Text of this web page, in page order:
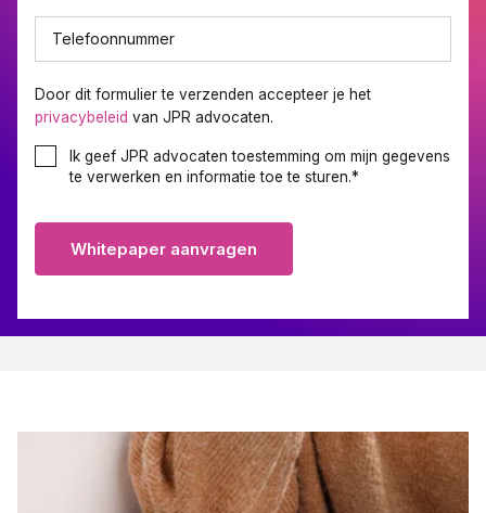
Telefoonnummer
Door dit formulier te verzenden accepteer je het
privacybeleid van JPR advocaten.
Ik geef JPR advocaten toestemming om mijn gegevens
te verwerken en informatie toe te sturen.*